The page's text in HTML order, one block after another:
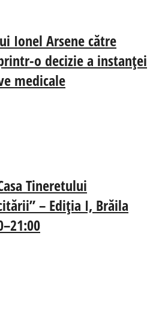
Ionel Arsene către
o decizie a instanței
medicale
Tineretului
– Ediția I, Brăila